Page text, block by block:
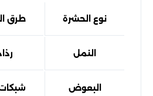
نوع الحشرة طرق
النمل
البعوض شبكات